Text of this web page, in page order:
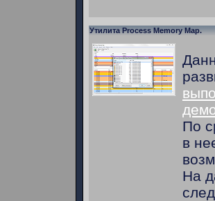
Утилита Process Memory Map.
По
в
На